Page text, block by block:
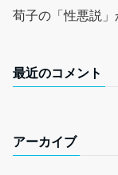
荀子の「性悪説
最近のコメント
アーカイブ